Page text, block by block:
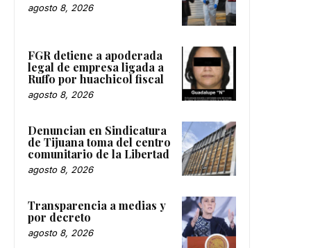
agosto 8, 2026
FGR detiene a apoderada
legal de empresa ligada a
Ruffo por huachicol fiscal
agosto 8, 2026
Denuncian en Sindicatura
de Tijuana toma del centro
comunitario de la Libertad
agosto 8, 2026
Transparencia a medias y
por decreto
agosto 8, 2026